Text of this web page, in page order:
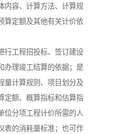
内容、计算方法、计算规
算定额及其他有关计价依
行工程招投标、签订建设
办理竣工结算的依据；是
量计算规则、项目划分及
定额、概算指标和估算指
位分项工程计价所需的人
表的消耗量标准；也可作